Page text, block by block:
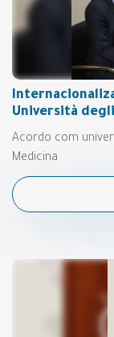
Università
Acordo com
Medicina